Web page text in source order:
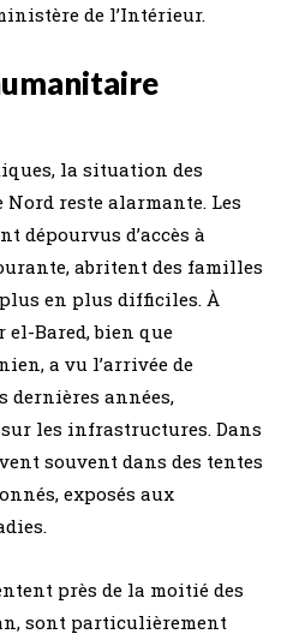
de l’Intérieur.
la situation des
reste alarmante. Les
dépourvus d’accès à
abritent des familles
en plus difficiles. À
Bared, bien que
a vu l’arrivée de
dernières années,
les infrastructures. Dans
souvent dans des tentes
exposés aux
près de la moitié des
sont particulièrement